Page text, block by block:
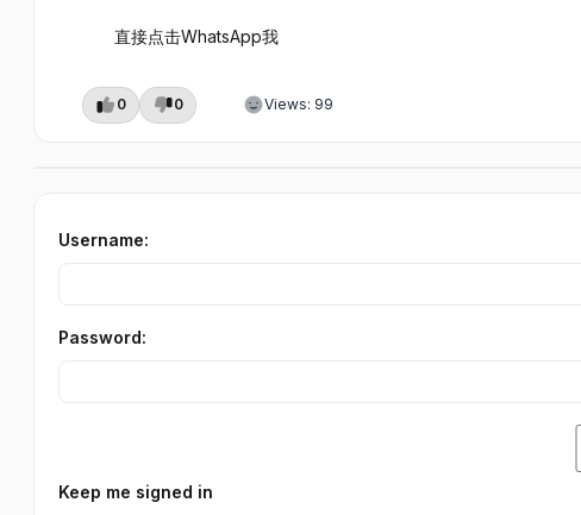
直接点击WhatsApp我
0 0 Views: 99
Username:
Password:
Keep me signed in